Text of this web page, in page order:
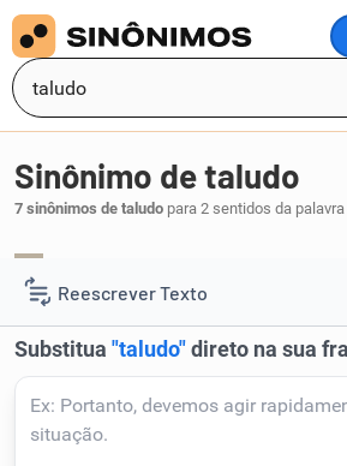
Reescrever Texto
Resumir Texto
Corrigir Texto
Sinônimo de taludo
7 sinônimos de taludo para 2 sentidos da palavra